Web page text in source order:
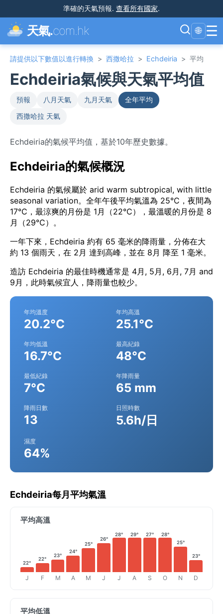
準確的天氣預報. 查看所有國家.
天氣.com.hk 🌐 ☰
請提供以下數值以進行轉換 > 西撒哈拉 > Echdeiria > 平均
Echdeiria氣候與天氣平均值
預報 八月天氣 九月天氣
全年平均
西撒哈拉 天氣
Echdeiria的氣候平均值，基於10年歷史數據。
Echdeiria的氣候概況
Echdeiria 的氣候屬於 arid warm subtropical, with little
seasonal variation。全年午後平均氣溫為 25°C，夜間為
17°C，最涼爽的月份是 1月（22°C），最溫暖的月份是 8
月（29°C）。
一年下來，Echdeiria 約有 65 毫米的降雨量，分佈在大
約 13 個雨天，在 2月 達到高峰，並在 8月 降至 1 毫米。
造訪 Echdeiria 的最佳時機通常是 4月, 5月, 6月, 7月 and
9月，此時氣候宜人，降雨量也較少。
年均溫度
20.2°C
年均高溫
25.1°C
年均低溫
16.7°C
最高紀錄
48°C
最低紀錄
7°C
年降雨量
65 mm
降雨日數
13
日照時數
5.6h/日
濕度
64%
Echdeiria每月平均氣溫
平均高溫
22°
J
22°
F
23°
M
24°
A
25°
M
26°
J
28°
J
29°
A
27°
S
28°
O
25°
N
23°
D
平均低溫